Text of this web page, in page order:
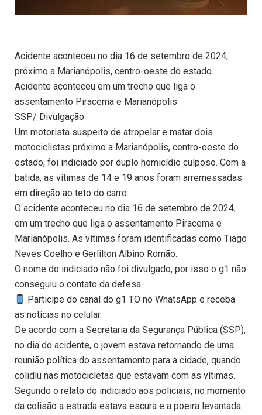
Acidente aconteceu no dia 16 de setembro de 2024,
próximo a Marianópolis, centro-oeste do estado.
Acidente aconteceu em um trecho que liga o
assentamento Piracema e Marianópolis
SSP/ Divulgação
Um motorista suspeito de atropelar e matar dois
motociclistas próximo a Marianópolis, centro-oeste do
estado, foi indiciado por duplo homicídio culposo. Com a
batida, as vítimas de 14 e 19 anos foram arremessadas
em direção ao teto do carro.
O acidente aconteceu no dia 16 de setembro de 2024,
em um trecho que liga o assentamento Piracema e
Marianópolis. As vítimas foram identificadas como Tiago
Neves Coelho e Gerlilton Albino Romão.
O nome do indiciado não foi divulgado, por isso o g1 não
conseguiu o contato da defesa.
Participe do canal do g1 TO no WhatsApp e receba
as notícias no celular.
De acordo com a Secretaria da Segurança Pública (SSP),
no dia do acidente, o jovem estava retornando de uma
reunião política do assentamento para a cidade, quando
colidiu nas motocicletas que estavam com as vítimas.
Segundo o relato do indiciado aos policiais, no momento
da colisão a estrada estava escura e a poeira levantada